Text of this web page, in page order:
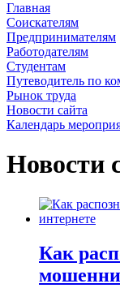
Главная
Соискателям
Предпринимателям
Работодателям
Студентам
Путеводитель по
Рынок труда
Новости сайта
Календарь
Новости
Как